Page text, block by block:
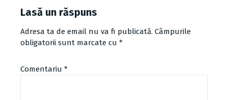
Lasă un răspuns
Adresa ta de email nu va fi publicată. Câmpurile
obligatorii sunt marcate cu *
Comentariu *